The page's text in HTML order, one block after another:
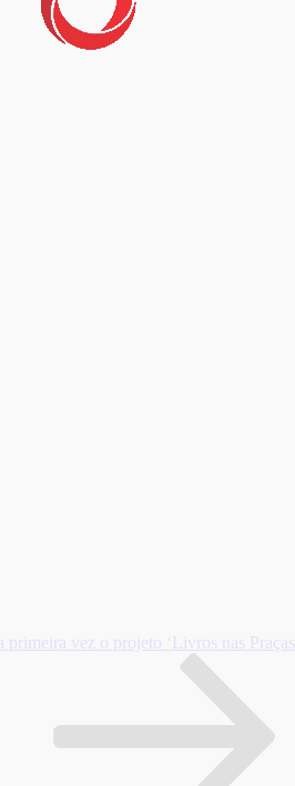
primeira vez o projeto ‘Livros nas Praças’